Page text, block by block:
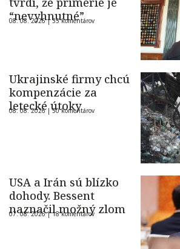
“nevyhnutné”
08. 08. 2026 |35 komentárov
Ukrajinské firmy chcú
kompenzácie za
letecké útoky
08. 08. 2026 |50 komentárov
USA a Irán sú blízko
dohody. Bessent
naznačil možný zlom
07. 08. 2026 |18 komentárov